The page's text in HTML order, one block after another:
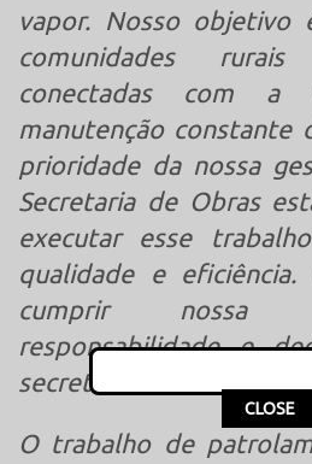
vapor. Nosso objetivo
comunidades
conectadas com a
manutenção constante
prioridade da nossa
Secretaria de Obras
executar esse
qualidade e eficiência.
cumprir nossa
responsabilidade e
secretário.
O trabalho de
This popup will
CLOSE